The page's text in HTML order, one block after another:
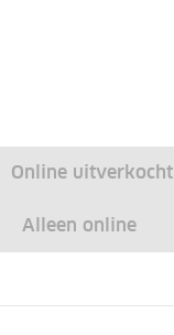
Online uitverkocht
Alleen online